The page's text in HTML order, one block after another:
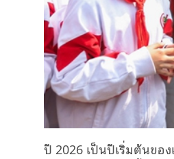
ปี 2026 เป็นปีเริ่มต้นข